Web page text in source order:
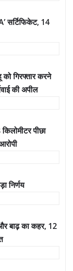
सर्टिफिकेट, 14
को गिरफ्तार करने
की अपील
पीछा
निर्णय
बाढ़ का कहर, 12